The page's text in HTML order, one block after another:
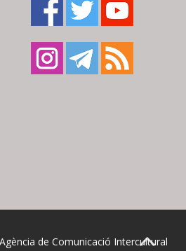
de Comunicació Intercultural
BACK TO TOP